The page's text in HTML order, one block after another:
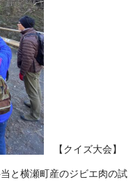
【クイズ大会】
と横瀬町産のジビエ肉の試